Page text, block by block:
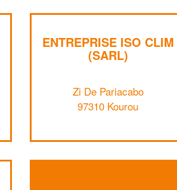
ENTREPRISE ISO CLIM
(SARL)
Zi De Pariacabo
97310 Kourou